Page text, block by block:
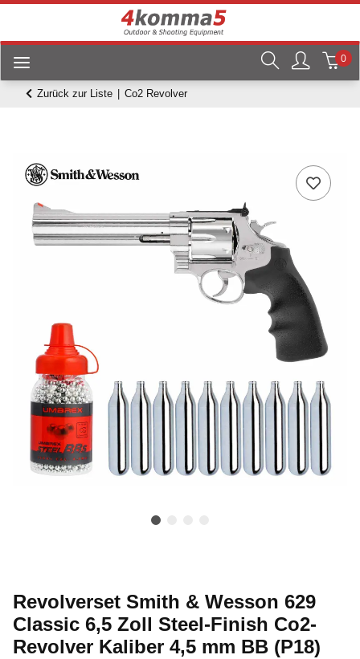
0
Zurück zur Liste Co2 Revolver
Revolverset Smith & Wesson 629
Classic 6,5 Zoll Steel-Finish Co2-
Revolver Kaliber 4,5 mm BB (P18)